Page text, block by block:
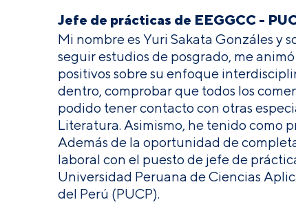
Jefe de prácticas de EEGGCC -
Mi nombre es Yuri Sakata Gonzáles y
seguir estudios de posgrado, me
positivos sobre su enfoque
dentro, comprobar que todos los
podido tener contacto con otras
Literatura. Asimismo, he tenido como
Además de la oportunidad de
laboral con el puesto de jefe de
Universidad Peruana de Ciencias
del Perú (PUCP).